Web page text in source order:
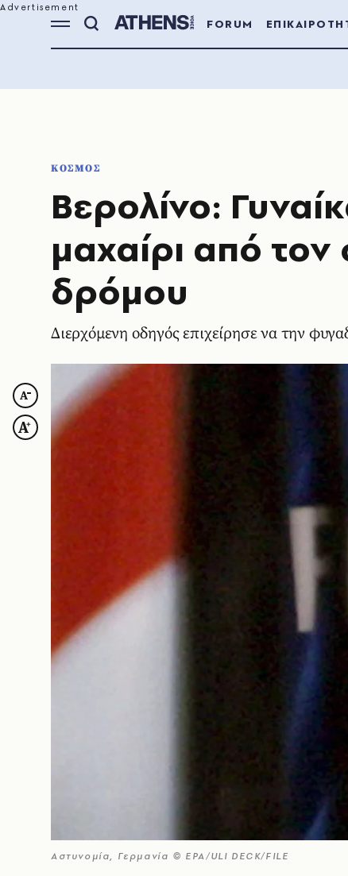
FORUM
ΚΟΣΜΟΣ
Βερολίνο:
μαχαίρι από
δρόμου
Διερχόμενη οδηγός επιχείρησε να την
Αστυνομία, Γερμανία © EPA/ULI DECK/FILE